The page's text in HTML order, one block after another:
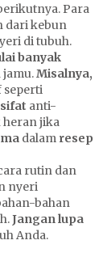
Para
dari kebun
di tubuh.
banyak
Misalnya,
anti-
heran jika
dalam resep
rutin dan
nyeri
bahan
Jangan lupa
Anda.